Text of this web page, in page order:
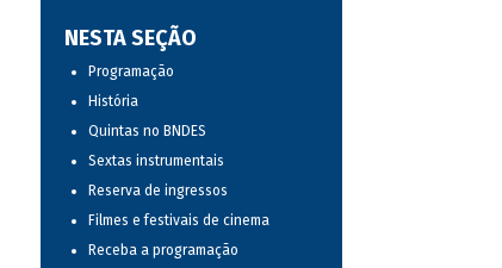
NESTA SEÇÃO
Programação
História
Quintas no BNDES
Sextas instrumentais
Reserva de ingressos
Filmes e festivais de cinema
Receba a programação